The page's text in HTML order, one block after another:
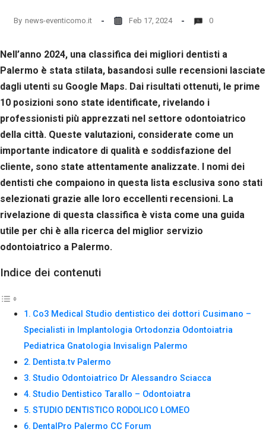
By news-eventicomo.it Feb 17, 2024 0
Nell’anno 2024, una classifica dei migliori dentisti a
Palermo è stata stilata, basandosi sulle recensioni lasciate
dagli utenti su Google Maps. Dai risultati ottenuti, le prime
10 posizioni sono state identificate, rivelando i
professionisti più apprezzati nel settore odontoiatrico
della città. Queste valutazioni, considerate come un
importante indicatore di qualità e soddisfazione del
cliente, sono state attentamente analizzate. I nomi dei
dentisti che compaiono in questa lista esclusiva sono stati
selezionati grazie alle loro eccellenti recensioni. La
rivelazione di questa classifica è vista come una guida
utile per chi è alla ricerca del miglior servizio
odontoiatrico a Palermo.
Indice dei contenuti
Co3 Medical Studio dentistico dei dottori Cusimano –
Specialisti in Implantologia Ortodonzia Odontoiatria
Pediatrica Gnatologia Invisalign Palermo
Dentista.tv Palermo
Studio Odontoiatrico Dr Alessandro Sciacca
Studio Dentistico Tarallo – Odontoiatra
STUDIO DENTISTICO RODOLICO LOMEO
DentalPro Palermo CC Forum
permettere
una migliore
di
navigazione
sul nostro
sito durante
la tua visita.
Se rifiuti
cookie,
alcune
funzioni del
sito non
saranno
disponibili.
Marketing
Condividendo i
comportamento
nostro sito,
aumenti le
possibilità di
e offerte
personalizzati.